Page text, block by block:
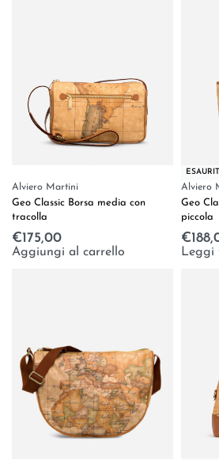
Alviero Martini
Geo Classic Borsa media con
tracolla
€175,00
Aggiungi al carrello
Alviero
Geo
piccola
€
Leggi